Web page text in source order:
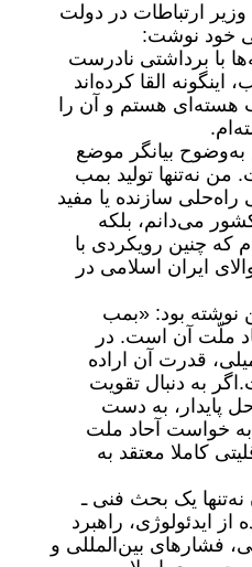
ارتباطات در دولت
خود نوشت:
با برداشتی نادرست
اینگونه القا کرده‌اند
هسته‌ای هستم و آن را
بیانگر موضع
نه‌تنها تولید بمب
راه‌حلی سازنده یا مفید
می‌دانم، بلکه
که چنین رویکردی با
ایران اسلامی در
نوشته بود: «بمب
ملّت آن است. در
قدرت آن اراده
به دنبال تقویت
پایدار، به دست
به خواست آحاد ملت
کاملا معتقد به
یک بحث فنی ـ
از ایدئولوژی، راهبرد
فشارهای بین‌المللی و